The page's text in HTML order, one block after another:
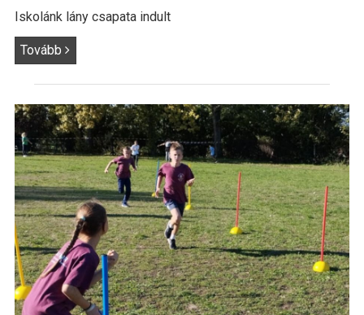
Iskolánk lány csapata indult
Tovább